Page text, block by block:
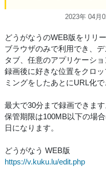
2023年 04月
どうがなうのWEB版をリリ
ブラウザのみで利用でき、
タブ、任意のアプリケーシ
録画後に好きな位置をクロ
ミングをしたあとにURL化で
最大で30分まで録画できます
保管期限は100MB以下の場
日になります。
どうがなう WEB版
https://v.kuku.lu/edit.php